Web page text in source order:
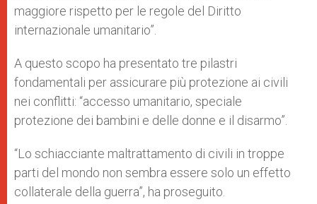
maggiore rispetto per le regole del Diritto
internazionale umanitario”.
A questo scopo ha presentato tre pilastri
fondamentali per assicurare più protezione ai civili
nei conflitti: “accesso umanitario, speciale
protezione dei bambini e delle donne e il disarmo”.
“Lo schiacciante maltrattamento di civili in troppe
parti del mondo non sembra essere solo un effetto
collaterale della guerra”, ha proseguito.